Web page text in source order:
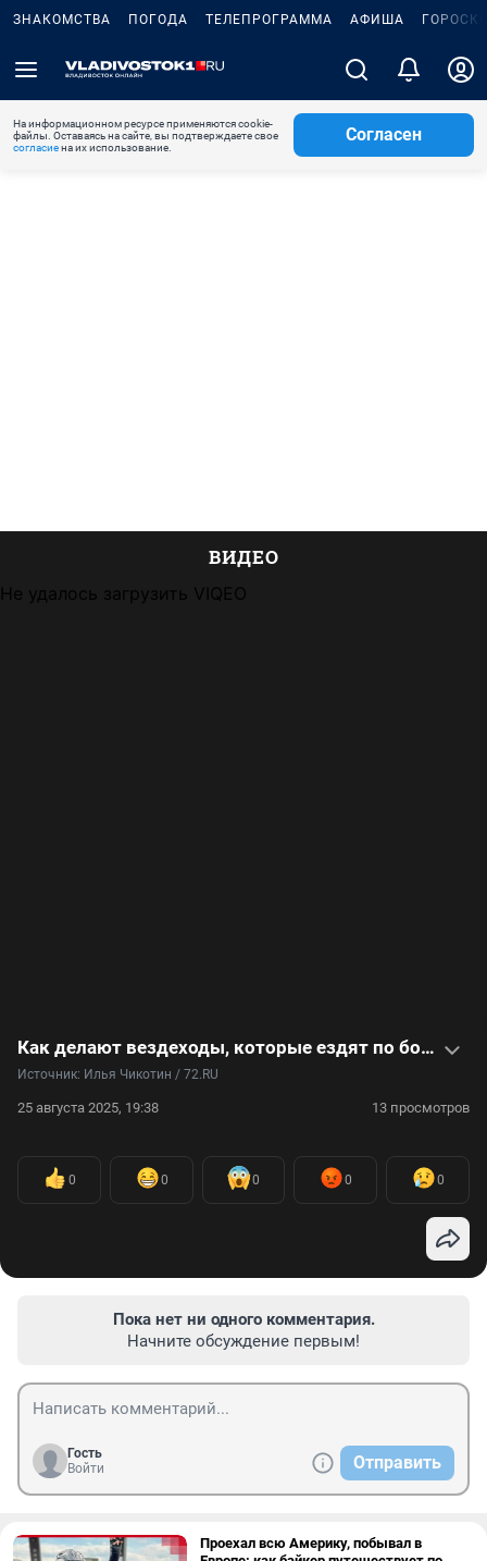
ЗНАКОМСТВА ПОГОДА ТЕЛЕПРОГРАММА АФИША
На информационном ресурсе применяются cookie-
файлы. Оставаясь на сайте, вы подтверждаете свое
согласиена их использование.
Согласен
ВИДЕО
Не удалось загрузить VIQEO
Как делают вездеходы, которые ездят по болоту, переплывают реки и даже спасают людей
Источник: Илья Чикотин / 72.RU
25 августа 2025, 19:38 13 просмотров
0 0 0 0 0
Пока нет ни одного комментария.
Начните обсуждение первым!
Гость
Войти
Отправить
Проехал всю Америку, побывал в